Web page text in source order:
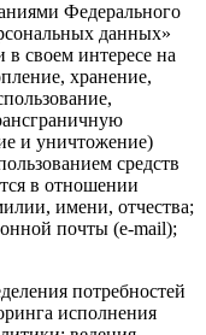
Федерального
данных»
в своем интересе на
хранение,
и уничтожение)
средств
в отношении
имени, отчества;
почты (e-mail);
потребностей
исполнения